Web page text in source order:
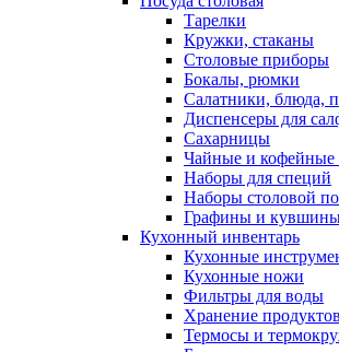
Тарелки
Кружки, стаканы
Столовые приборы
Бокалы, рюмки
Салатники, блюда,
Диспенсеры для
Сахарницы
Чайные и кофейные
Наборы для специй
Наборы столовой
Графины и
Кухонный инвентарь
Кухонные
Кухонные ножи
Фильтры для воды
Хранение продуктов
Термосы и